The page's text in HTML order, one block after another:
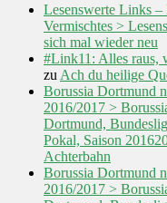
Lesenswerte Links
Vermischtes >
sich mal wieder neu
#Link11: Alles raus,
zu Ach du heilige
Borussia Dortmund
2016/2017 >
Dortmund,
Pokal, Saison
Achterbahn
Borussia Dortmund
2016/2017 >